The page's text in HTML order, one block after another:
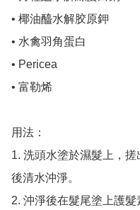
• 椰油醯水解胶原鉀
• 水禽羽角蛋白
• Pericea
• 富勒烯
用法：
1. 洗頭水塗於濕髮上，
後清水沖淨。
2. 沖淨後在髮尾塗上護髮